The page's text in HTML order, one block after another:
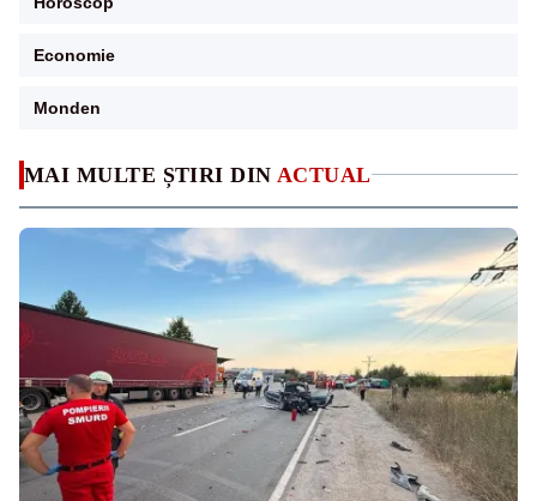
MAI MULTE ȘTIRI DIN ACTUAL
Economie
Monden